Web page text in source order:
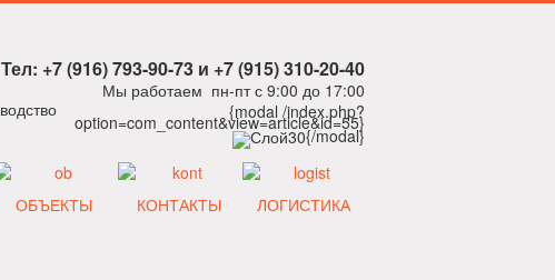
Тел: +7 (916) 793-90-73 и +7 (915) 310-20-40
Мы работаем пн-пт с 9:00 до 17:00
{modal /index.php?
option=com_content&view=article&id=55}
{/modal}
ОБЪЕКТЫ КОНТАКТЫ ЛОГИСТИКА